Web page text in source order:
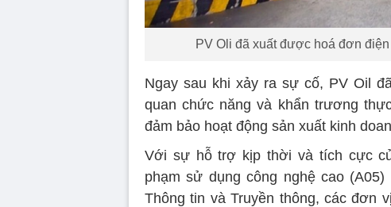
PV Oli đã xuất được hoá đơn
Ngay sau khi xảy ra sự cố, PV Oil
quan chức năng và khẩn trương
đảm bảo hoạt động sản xuất kinh
Với sự hỗ trợ kịp thời và tích cực
phạm sử dụng công nghệ cao
Thông tin và Truyền thông, các đơn